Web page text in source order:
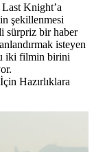
Knight’a
şekillenmesi
sürpriz bir haber
isteyen
iki filmin birini
Hazırlıklara